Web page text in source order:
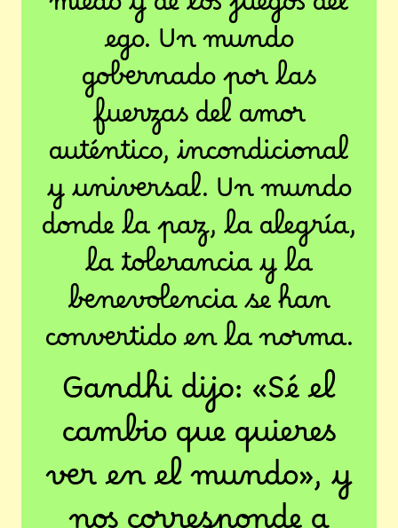
miedo y de los juegos del
ego. Un mundo
gobernado por las
fuerzas del amor
auténtico, incondicional
y universal. Un mundo
donde la paz, la alegría,
la tolerancia y la
benevolencia se han
convertido en la norma.
Gandhi dijo: «Sé el
cambio que quieres
ver en el mundo», y